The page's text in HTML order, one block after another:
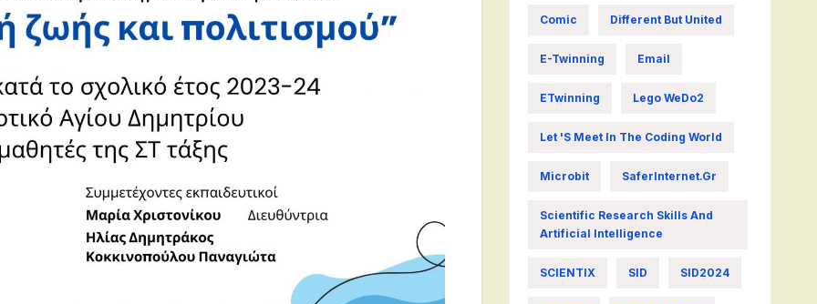
Comic Different But United
E-Twinning Email
ETwinning Lego WeDo2
Let 's Meet In The Coding World
Microbit SaferInternet.gr
Scientific Research Skills And
Artificial Intelligence
SCIENTIX SID SID2024